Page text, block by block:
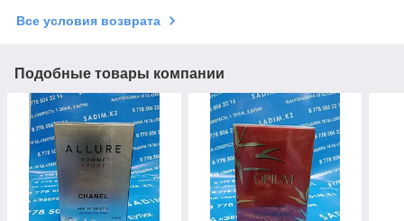
Все условия возврата
Подобные товары компании